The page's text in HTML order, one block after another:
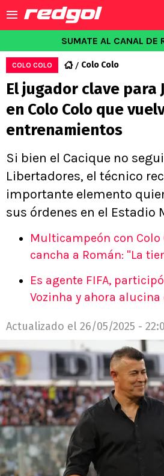
SUMATE AL CANAL DE
COLO COLO Colo Colo
El jugador clave para
en Colo Colo que
entrenamientos
Si bien el Cacique no
Libertadores, el técnico
importante elemento
sus órdenes en el Estadio
Multicampeón con Colo
cancha a Román: "La
Es agente FIFA,
Vozinha y ahora alucina
Actualizado el 26/05/2025 -